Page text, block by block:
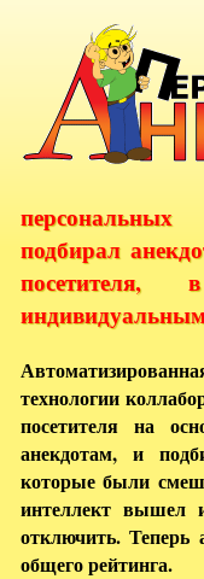
персональных
подбирал
технологии
посетителя на
анекдотам, и
которые были
интеллект вышел
отключить. Теперь
общего рейтинга.